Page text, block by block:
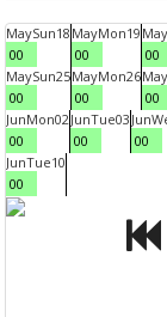
MaySun18
00
MayMon19
00
May
00
MaySun25
00
MayMon26
00
May
00
JunMon02
00
JunTue03
00
Jun
00
JunTue10
00